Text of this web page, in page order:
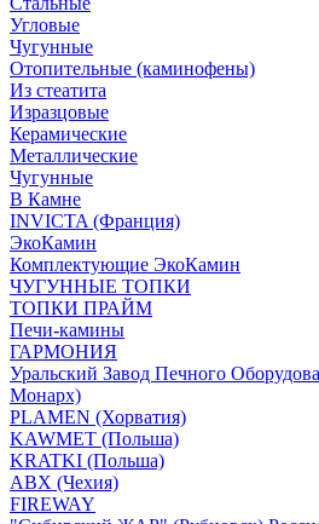
Угловые
Чугунные
Отопительные (каминофены)
Из стеатита
Изразцовые
Керамические
Металлические
Чугунные
В Камне
INVICTA (Франция)
ЭкоКамин
Комплектующие ЭкоКамин
ЧУГУННЫЕ ТОПКИ
ТОПКИ ПРАЙМ
Печи-камины
ГАРМОНИЯ
Уральский Завод Печного
Монарх)
PLAMEN (Хорватия)
KAWMET (Польша)
KRATKI (Польша)
ABX (Чехия)
FIREWAY